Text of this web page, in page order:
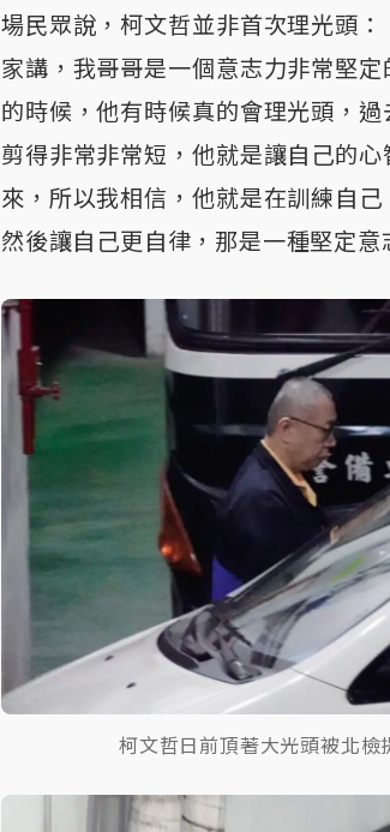
場民眾說，柯文哲並非首次理光頭
家講，我哥哥是一個意志力非常堅
的時候，他有時候真的會理光頭，
剪得非常非常短，他就是讓自己的
來，所以我相信，他就是在訓練自
然後讓自己更自律，那是一種堅定意
柯文哲日前頂著大光頭被北檢